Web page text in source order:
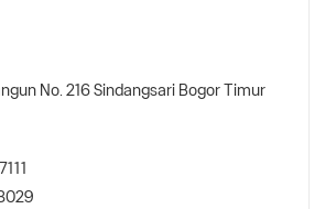
No. 216 Sindangsari Bogor Timur